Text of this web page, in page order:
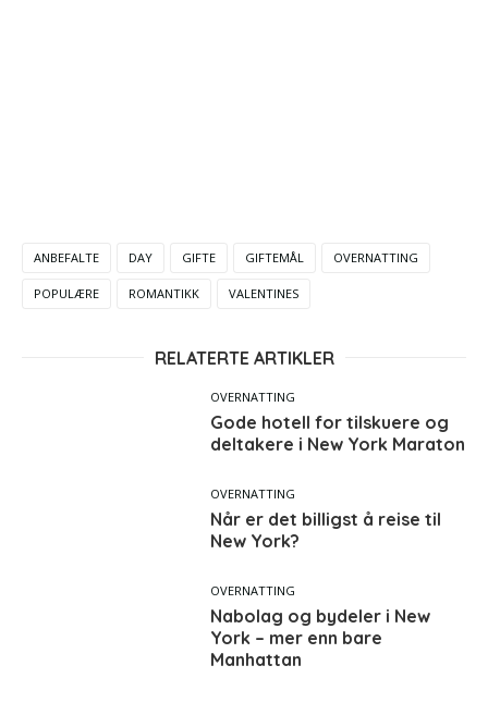
ANBEFALTE DAY GIFTE GIFTEMÅL OVERNATTING
POPULÆRE ROMANTIKK VALENTINES
RELATERTE ARTIKLER
OVERNATTING
Gode hotell for tilskuere og
deltakere i New York Maraton
OVERNATTING
Når er det billigst å reise til
New York?
OVERNATTING
Nabolag og bydeler i New
York – mer enn bare
Manhattan